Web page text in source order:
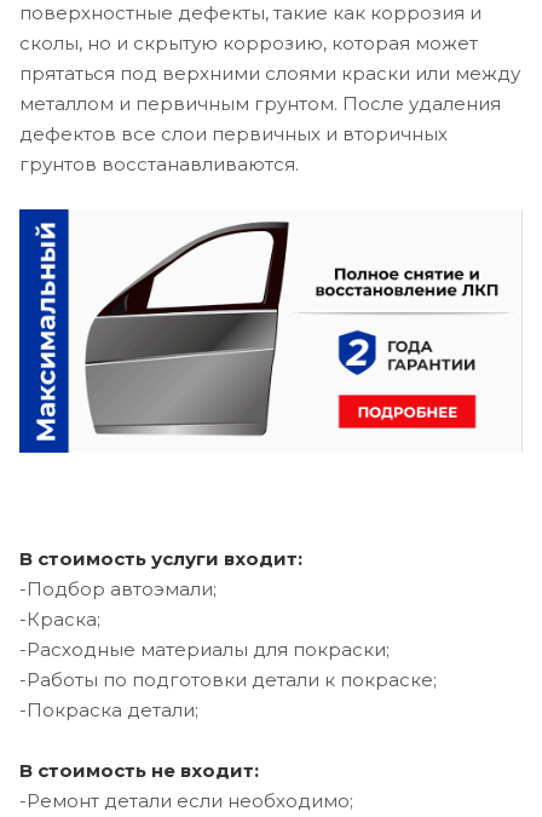
поверхностные дефекты, такие как коррозия и
сколы, но и скрытую коррозию, которая может
прятаться под верхними слоями краски или между
металлом и первичным грунтом. После удаления
дефектов все слои первичных и вторичных
грунтов восстанавливаются.
В стоимость услуги входит:
-Подбор автоэмали;
-Краска;
-Расходные материалы для покраски;
-Работы по подготовки детали к покраске;
-Покраска детали;
В стоимость не входит:
-Ремонт детали если необходимо;